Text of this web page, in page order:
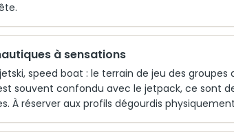
à sensations
speed boat : le terrain de jeu des
souvent confondu avec le jetpack, ce sont
À réserver aux profils dégourdis